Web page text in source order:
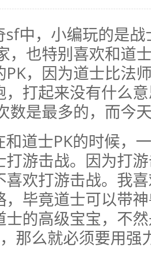
sf中，小编玩的是
，也特别喜欢和道
PK，因为道士比法
，打起来没有什么
数是最多的，而今
和道士PK的时候，
打游击战。因为打
喜欢打游击战。我
，毕竟道士可以带
士的高级宝宝，不
那么就必须要用强